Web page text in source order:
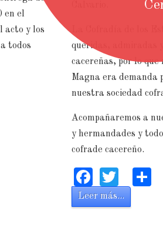
en el
acto y los
todos
La Cofradía de los
queridas, admiradas
cacereñas, por lo
Magna era demanda
nuestra sociedad
Acompañaremos a
y hermandades y
cofrade cacereño.
Facebook
Leer más...